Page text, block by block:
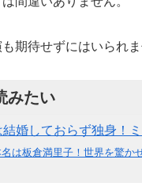
期待せずにはいられま
みたい
結婚しておらず独身！
は板倉満里子！世界を驚か